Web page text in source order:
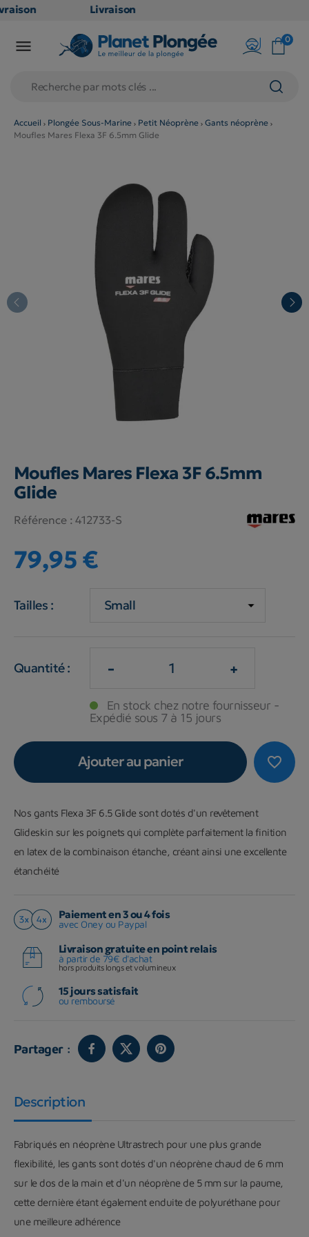
Livraison
en point
79€
(hors
produits
éligibles)
 0
Accueil Plongée Sous-Marine Petit Néoprène
Gants néoprène
Moufles Mares Flexa 3F 6.5mm Glide
Moufles Mares Flexa 3F 6.5mm
Glide
Référence : 412733-S
79,95 €
Tailles :
Quantité : - +
En stock chez notre fournisseur -
Expédié sous 7 à 15 jours
favorite_border
Ajouter au panier
Nos gants Flexa 3F 6.5 Glide sont dotés d'un revêtement
Glideskin sur les poignets qui complète parfaitement la finition
en latex de la combinaison étanche, créant ainsi une excellente
étanchéité
Paiement en 3 ou 4 fois
avec Oney ou Paypal
Livraison gratuite en point relais
à partir de 79€ d'achat
hors produits longs et volumineux
15 jours satisfait
ou remboursé
Partager :
Description
Fabriqués en néoprène Ultrastrech pour une plus grande
flexibilité, les gants sont dotés d'un néoprène chaud de 6 mm
sur le dos de la main et d'un néoprène de 5 mm sur la paume,
cette dernière étant également enduite de polyuréthane pour
une meilleure adhérence